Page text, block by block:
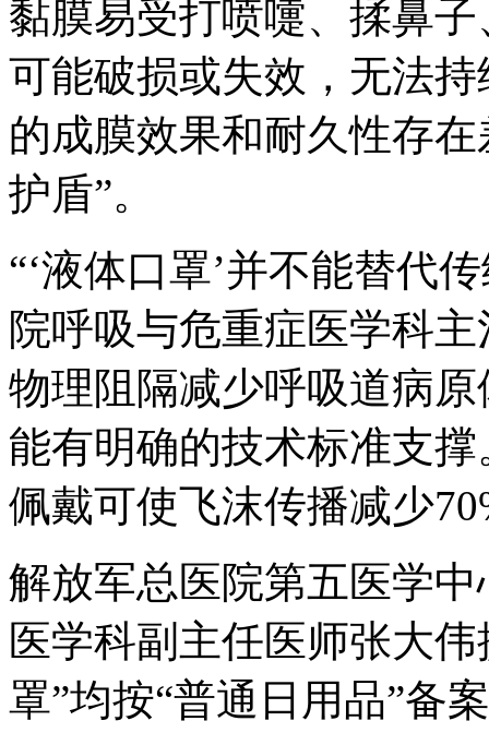
黏膜易受打喷嚏、揉鼻
可能破损或失效，无法
的成膜效果和耐久性存
护盾”。
“‘液体口罩’并不能替代
院呼吸与危重症医学科
物理阻隔减少呼吸道病
能有明确的技术标准支
佩戴可使飞沫传播减少
解放军总医院第五医学
医学科副主任医师张大
罩”均按“普通日用品”备